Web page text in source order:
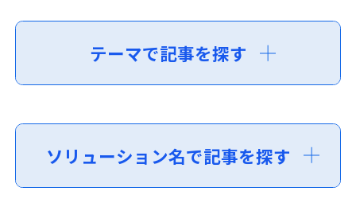
テーマで記事を探す
ソリューション名で記事を探す